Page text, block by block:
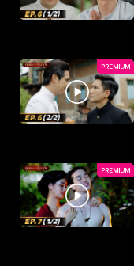
PREMIUM
PREMIUM